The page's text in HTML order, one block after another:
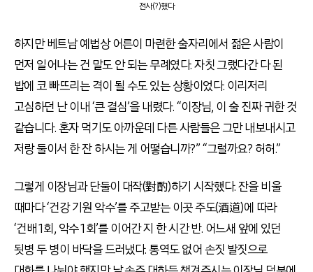
전사(?)했다
하지만 베트남 예법상 어른이 마련한 술자리에서 젊은 사람이
먼저 일어나는 건 말도 안 되는 무례였다. 자칫 그랬다간 다 된
밥에 코 빠뜨리는 격이 될 수도 있는 상황이었다. 이리저리
고심하던 난 이내 ‘큰 결심’을 내렸다. “이장님, 이 술 진짜 귀한 것
같습니다. 혼자 먹기도 아까운데 다른 사람들은 그만 내보내시고
저랑 둘이서 한 잔 하시는 게 어떻습니까?” “그럴까요? 허허.”
그렇게 이장님과 단둘이 대작(對酌)하기 시작했다. 잔을 비울
때마다 ‘건강 기원 악수’를 주고받는 이곳 주도(酒道)에 따라
‘건배 1회, 악수 1회’를 이어간 지 한 시간 반. 어느새 앞에 있던
됫병 두 병이 바닥을 드러냈다. 통역도 없어 손짓 발짓으로